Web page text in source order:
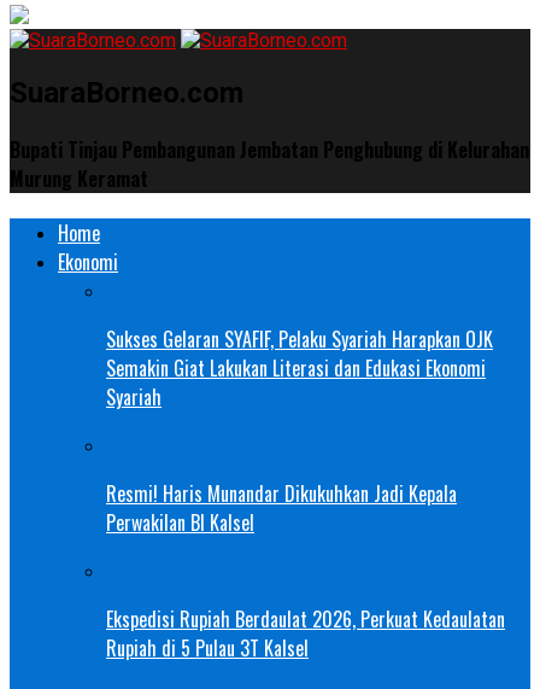
SuaraBorneo.com
Bupati Tinjau Pembangunan Jembatan Penghubung di Kelurahan
Murung Keramat
Home
Ekonomi
Sukses Gelaran SYAFIF, Pelaku Syariah Harapkan OJK
Semakin Giat Lakukan Literasi dan Edukasi Ekonomi
Syariah
Resmi! Haris Munandar Dikukuhkan Jadi Kepala
Perwakilan BI Kalsel
Ekspedisi Rupiah Berdaulat 2026, Perkuat Kedaulatan
Rupiah di 5 Pulau 3T Kalsel